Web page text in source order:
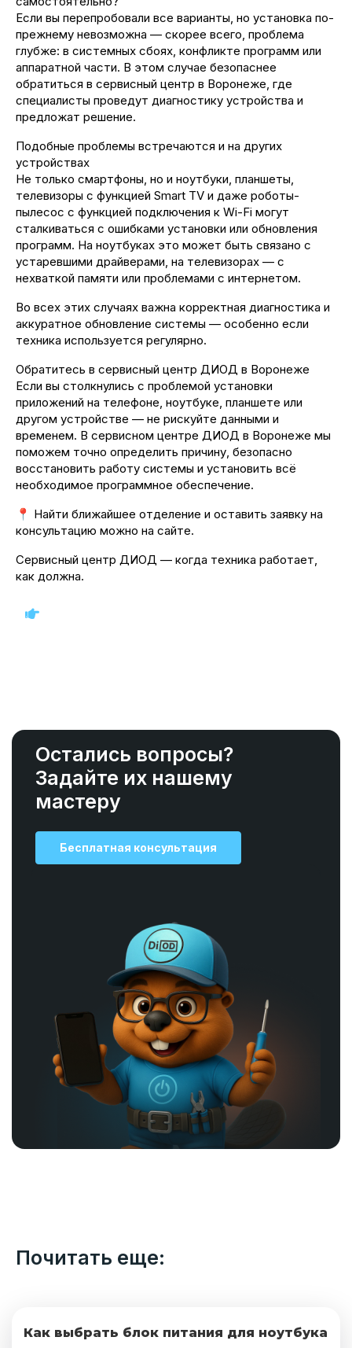
Если вы перепробовали все варианты, но установка по-
прежнему невозможна — скорее всего, проблема
глубже: в системных сбоях, конфликте программ или
аппаратной части. В этом случае безопаснее
обратиться в сервисный центр в Воронеже, где
специалисты проведут диагностику устройства и
предложат решение.
Подобные проблемы встречаются и на других
устройствах
Не только смартфоны, но и ноутбуки, планшеты,
телевизоры с функцией Smart TV и даже роботы-
пылесос с функцией подключения к Wi-Fi могут
сталкиваться с ошибками установки или обновления
программ. На ноутбуках это может быть связано с
устаревшими драйверами, на телевизорах — с
нехваткой памяти или проблемами с интернетом.
Во всех этих случаях важна корректная диагностика и
аккуратное обновление системы — особенно если
техника используется регулярно.
Обратитесь в сервисный центр ДИОД в Воронеже
Если вы столкнулись с проблемой установки
приложений на телефоне, ноутбуке, планшете или
другом устройстве — не рискуйте данными и
временем. В сервисном центре ДИОД в Воронеже мы
поможем точно определить причину, безопасно
восстановить работу системы и установить всё
необходимое программное обеспечение.
📍 Найти ближайшее отделение и оставить заявку на
консультацию можно на сайте.
Сервисный центр ДИОД — когда техника работает,
как должна.
Остались вопросы?
Задайте их нашему
мастеру
Бесплатная консультация
Почитать еще:
Как выбрать блок питания для ноутбука